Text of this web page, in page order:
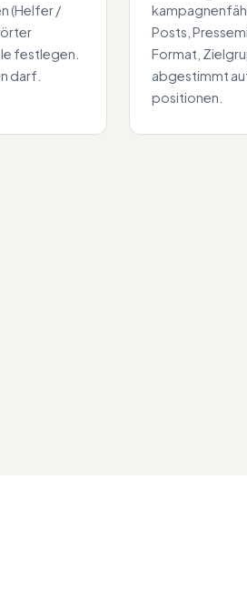
(Helfer /
festlegen.
darf.
Posts,
Format,
abgestimmt
positionen.